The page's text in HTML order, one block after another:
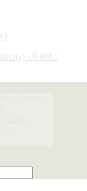
- 0.00Lt